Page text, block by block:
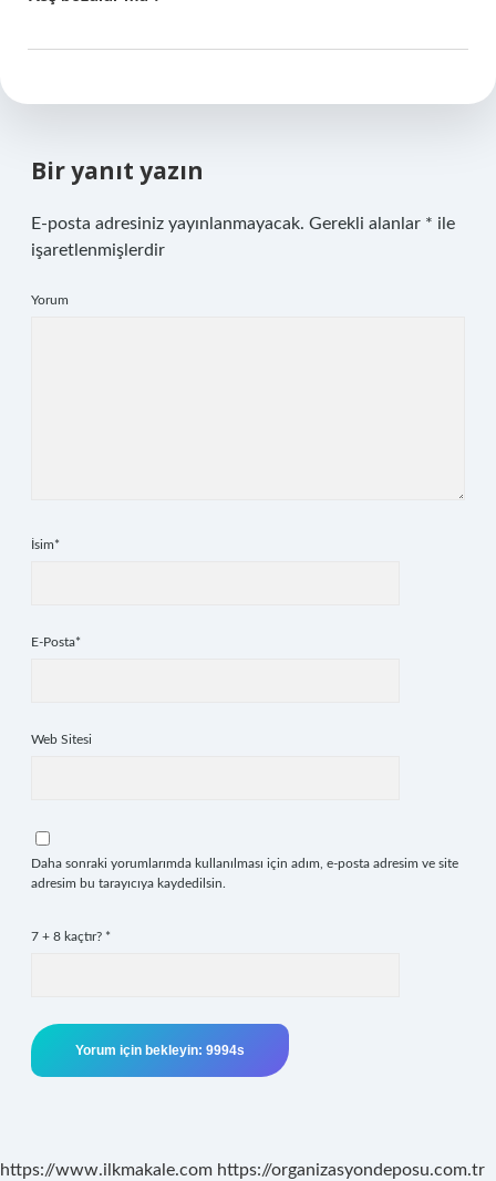
Bir yanıt yazın
E-posta adresiniz yayınlanmayacak. Gerekli alanlar * ile
işaretlenmişlerdir
Yorum
İsim*
E-Posta*
Web Sitesi
Daha sonraki yorumlarımda kullanılması için adım, e-posta adresim ve site
adresim bu tarayıcıya kaydedilsin.
7 + 8 kaçtır? *
https://www.ilkmakale.com https://organizasyondeposu.com.tr